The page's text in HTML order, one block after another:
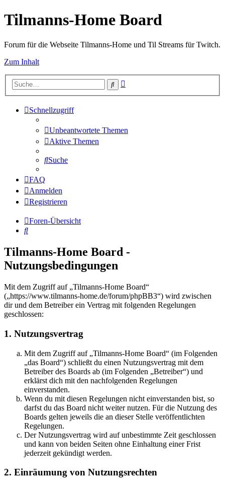
Tilmanns-Home Board
Forum für die Webseite Tilmanns-Home und Til Streams für Twitch.
Zum Inhalt
Suche
Schnellzugriff
Unbeantwortete Themen
Aktive Themen
Suche
FAQ
Anmelden
Registrieren
Foren-Übersicht
Suche
Tilmanns-Home Board -
Nutzungsbedingungen
Mit dem Zugriff auf „Tilmanns-Home Board“
(„https://www.tilmanns-home.de/forum/phpBB3“) wird zwischen
dir und dem Betreiber ein Vertrag mit folgenden Regelungen
geschlossen:
1. Nutzungsvertrag
Mit dem Zugriff auf „Tilmanns-Home Board“ (im Folgenden
„das Board“) schließt du einen Nutzungsvertrag mit dem
Betreiber des Boards ab (im Folgenden „Betreiber“) und
erklärst dich mit den nachfolgenden Regelungen
einverstanden.
Wenn du mit diesen Regelungen nicht einverstanden bist, so
darfst du das Board nicht weiter nutzen. Für die Nutzung des
Boards gelten jeweils die an dieser Stelle veröffentlichten
Regelungen.
Der Nutzungsvertrag wird auf unbestimmte Zeit geschlossen
und kann von beiden Seiten ohne Einhaltung einer Frist
jederzeit gekündigt werden.
2. Einräumung von Nutzungsrechten